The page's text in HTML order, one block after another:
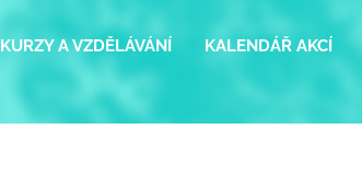
KURZY A VZDĚLÁVÁNÍ KALENDÁŘ AKCÍ